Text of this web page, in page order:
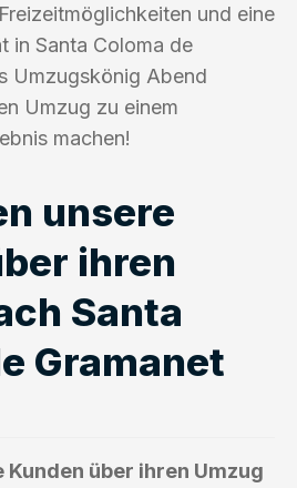
und eine
in Santa Coloma de
Umzugskönig Abend
Umzug zu einem
machen!
unsere
ihren
Santa
Gramanet
Kunden über ihren Umzug